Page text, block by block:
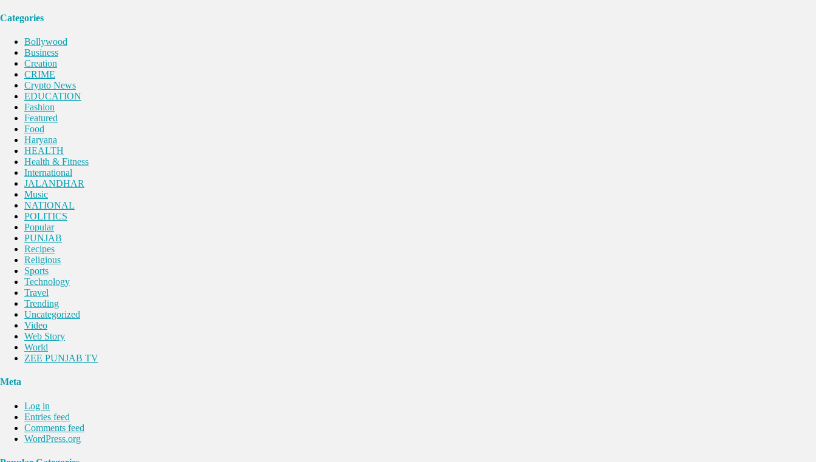
Categories
Bollywood
Business
Creation
CRIME
Crypto News
EDUCATION
Fashion
Featured
Food
Haryana
HEALTH
Health & Fitness
International
JALANDHAR
Music
NATIONAL
POLITICS
Popular
PUNJAB
Recipes
Religious
Sports
Technology
Travel
Trending
Uncategorized
Video
Web Story
World
ZEE PUNJAB TV
Meta
Log in
Entries feed
Comments feed
WordPress.org